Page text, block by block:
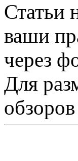
Статьи
ваши
через
Для